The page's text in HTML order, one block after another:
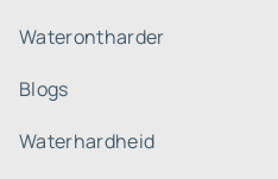
Waterontharder
Blogs
Waterhardheid